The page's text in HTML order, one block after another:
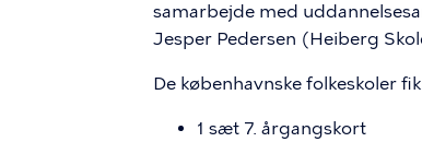
samarbejde med
Jesper Pedersen (Heiberg
De københavnske folkeskoler
1 sæt 7. årgangskort